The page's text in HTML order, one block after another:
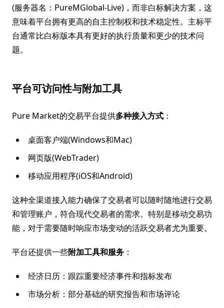
(服务器名：PureMGlobal-Live)，而非白标解决方案，这
意味着平台拥有更高的自主控制权和技术稳定性。主标平
台通常比白标版本具有更好的执行质量和更少的技术问
题。
平台可访问性与附加工具
Pure Market的交易平台提供多种接入方式 ：
桌面客户端(Windows和Mac)
网页版(WebTrader)
移动应用程序(iOS和Android)
这种全渠道接入能力确保了交易者可以随时随地进行交易
和管理账户，符合现代交易者的需求。特别是移动交易功
能，对于需要随时响应市场变动的活跃交易者尤为重要。
平台还提供一些附加工具和服务 ：
经济日历：跟踪重要经济事件和指标发布
市场分析：部分基础的研究报告和市场评论